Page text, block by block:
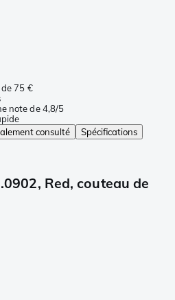
75 €
note de 4,8/5
consulté
Spécifications
Red, couteau de